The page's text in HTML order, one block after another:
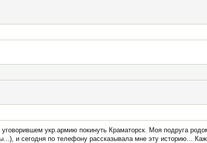
укр.армию покинуть Краматорск. Моя подруга
и сегодня по телефону рассказывала мне эту историю...